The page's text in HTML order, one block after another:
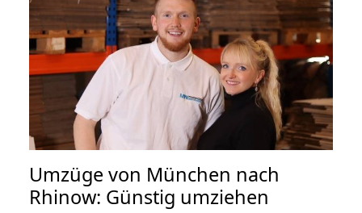
Umzüge von München nach
Rhinow: Günstig umziehen